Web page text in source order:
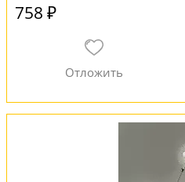
758 ₽